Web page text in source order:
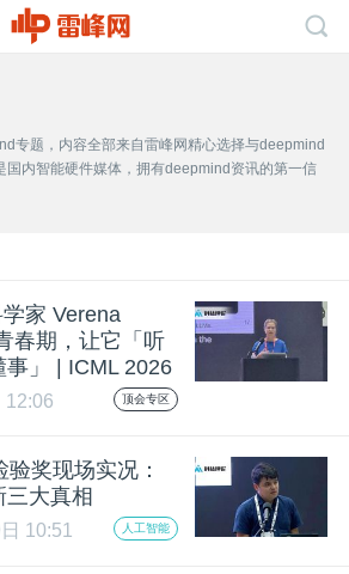
专题，内容全部来自雷峰网精心选择与deepmind
国内智能硬件媒体，拥有deepmind资讯的第一信
家 Verena
春期，让它「听
」 | ICML 2026
12:06 顶会专区
奖现场实况：
大真相
10:51 人工智能